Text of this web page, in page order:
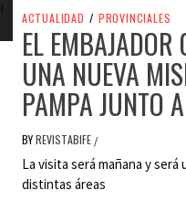
ACTUALIDAD / PROVINCIALES
EL EMBAJADOR
UNA NUEVA
PAMPA JUNTO
BYREVISTABIFE /
La visita será mañana y
distintas áreas